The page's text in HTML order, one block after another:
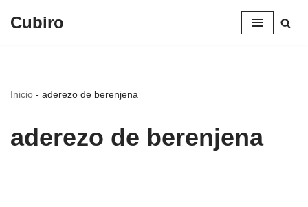
Cubiro
Inicio - aderezo de berenjena
aderezo de berenjena